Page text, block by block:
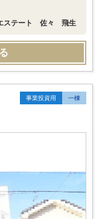
ステート 佐々 飛生
事業投資用 一棟